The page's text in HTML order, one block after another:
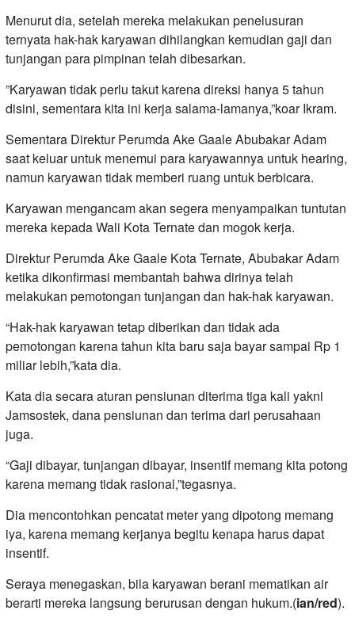
Menurut dia, setelah mereka melakukan penelusuran
ternyata hak-hak karyawan dihilangkan kemudian gaji dan
tunjangan para pimpinan telah dibesarkan.
”Karyawan tidak perlu takut karena direksi hanya 5 tahun
disini, sementara kita ini kerja salama-lamanya,”koar Ikram.
Sementara Direktur Perumda Ake Gaale Abubakar Adam
saat keluar untuk menemui para karyawannya untuk hearing,
namun karyawan tidak memberi ruang untuk berbicara.
Karyawan mengancam akan segera menyampaikan tuntutan
mereka kepada Wali Kota Ternate dan mogok kerja.
Direktur Perumda Ake Gaale Kota Ternate, Abubakar Adam
ketika dikonfirmasi membantah bahwa dirinya telah
melakukan pemotongan tunjangan dan hak-hak karyawan.
“Hak-hak karyawan tetap diberikan dan tidak ada
pemotongan karena tahun kita baru saja bayar sampai Rp 1
miliar lebih,”kata dia.
Kata dia secara aturan pensiunan diterima tiga kali yakni
Jamsostek, dana pensiunan dan terima dari perusahaan
juga.
“Gaji dibayar, tunjangan dibayar, insentif memang kita potong
karena memang tidak rasional,”tegasnya.
Dia mencontohkan pencatat meter yang dipotong memang
iya, karena memang kerjanya begitu kenapa harus dapat
insentif.
Seraya menegaskan, bila karyawan berani mematikan air
berarti mereka langsung berurusan dengan hukum.(ian/red).